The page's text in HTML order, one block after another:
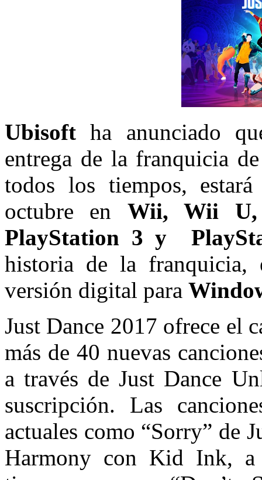
Ubisoftha anunciado
entrega de la franquicia
todos los tiempos,
octubre en Wii, Wii U,
PlayStation 3 y
historia de la franquicia,
versión digital para
Just Dance 2017 ofrece el
más de 40 nuevas
a través de Just Dance
suscripción. Las
actuales como “Sorry” de
Harmony con Kid Ink, a